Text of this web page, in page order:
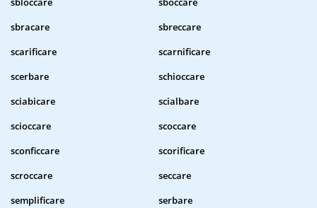
sbracare
sbreccare
scarificare
scarnificare
scerbare
schioccare
sciabicare
scialbare
scioccare
scoccare
sconficcare
scorificare
scroccare
seccare
semplificare
serbare